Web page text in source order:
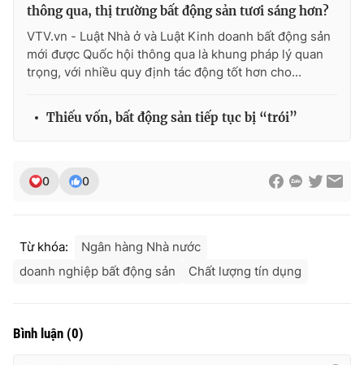
thông qua, thị trường bất động sản tươi sáng hơn?
VTV.vn - Luật Nhà ở và Luật Kinh doanh bất động sản
mới được Quốc hội thông qua là khung pháp lý quan
trọng, với nhiều quy định tác động tốt hơn cho...
Thiếu vốn, bất động sản tiếp tục bị “trói”
0 0
Từ khóa:
Ngân hàng Nhà nước
doanh nghiệp bất động sản
Chất lượng tín dụng
Bình luận (0)